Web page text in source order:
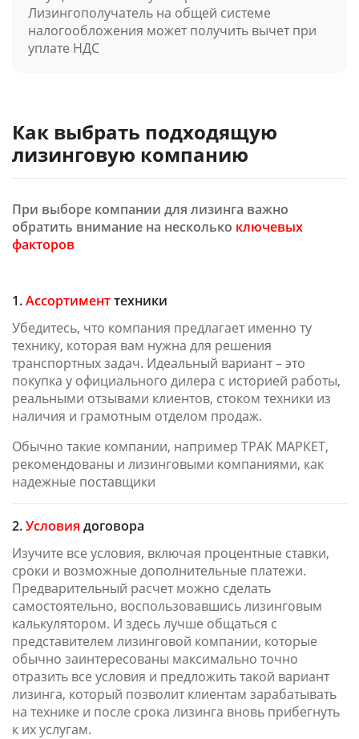
Лизингополучатель на общей системе
налогообложения может получить вычет при
уплате НДС
Как выбрать подходящую
лизинговую компанию
При выборе компании для лизинга важно
обратить внимание на несколько ключевых
факторов
1.Ассортименттехники
Убедитесь, что компания предлагает именно ту
технику, которая вам нужна для решения
транспортных задач. Идеальный вариант – это
покупка у официального дилера с историей работы,
реальными отзывами клиентов, стоком техники из
наличия и грамотным отделом продаж.
Обычно такие компании, например ТРАК МАРКЕТ,
рекомендованы и лизинговыми компаниями, как
надежные поставщики
2.Условия договора
Изучите все условия, включая процентные ставки,
сроки и возможные дополнительные платежи.
Предварительный расчет можно сделать
самостоятельно, воспользовавшись лизинговым
калькулятором. И здесь лучше общаться с
представителем лизинговой компании, которые
обычно заинтересованы максимально точно
отразить все условия и предложить такой вариант
лизинга, который позволит клиентам зарабатывать
на технике и после срока лизинга вновь прибегнуть
к их услугам.